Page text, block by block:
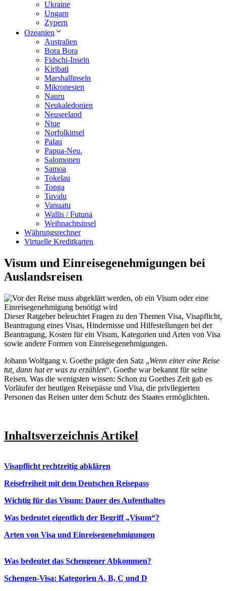
Ukraine
Ungarn
Zypern
Ozeanien
Australien
Bora Bora
Fidschi-Inseln
Kiribati
Marshallinseln
Mikronesien
Nauru
Neukaledonien
Neuseeland
Niue
Norfolkinsel
Palau
Papua-Neu.
Salomonen
Samoa
Tokelau
Tonga
Tuvalu
Vanuatu
Wallis / Futuna
Weihnachtsinsel
Währungsrechner
Virtuelle Kreditkarten
Visum und Einreisegenehmigungen bei
Auslandsreisen
Dieser Ratgeber beleuchtet Fragen zu den Themen Visa, Visapflicht,
Beantragung eines Visas, Hindernisse und Hilfestellungen bei der
Beantragung, Kosten für ein Visum, Kategorien und Arten von Visa
sowie andere Formen von Einreisegenehmigungen.
Johann Wolfgang v. Goethe prägte den Satz „Wenn einer eine Reise
tut, dann hat er was zu erzählen“. Goethe war bekannt für seine
Reisen. Was die wenigsten wissen: Schon zu Goethes Zeit gab es
Vorläufer der heutigen Reisepässe und Visa, die privilegierten
Personen das Reisen unter dem Schutz des Staates ermöglichten.
Inhaltsverzeichnis Artikel
Visapflicht rechtzeitig abklären
Reisefreiheit mit dem Deutschen Reisepass
Wichtig für das Visum: Dauer des Aufenthaltes
Was bedeutet eigentlich der Begriff „Visum“?
Arten von Visa und Einreisegenehmigungen
Was bedeutet das Schengener Abkommen?
Schengen-Visa: Kategorien A, B, C und D